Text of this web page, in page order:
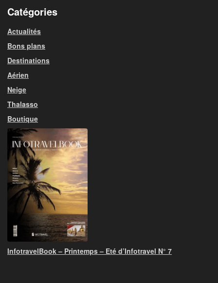
Catégories
Actualités
Bons plans
Destinations
Aérien
Neige
Thalasso
Boutique
InfotravelBook – Printemps – Eté d’Infotravel N° 7